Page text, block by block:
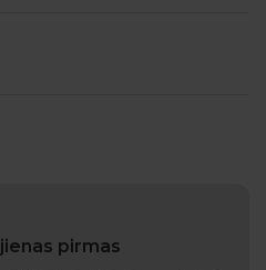
pirmas